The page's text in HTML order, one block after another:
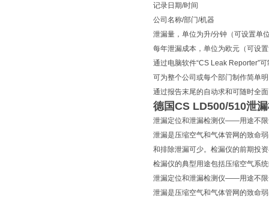
记录日期/时间
公司名称/部门/机器
泄漏量，单位为升/分钟（可设置单
每年泄漏成本，单位为欧元（可设
通过电脑软件“CS Leak Reporter”
可为整个公司或每个部门制作简单
通过报告末尾的自动求和可随时全
德国CS LD500/510泄
泄漏定位和泄漏检测仪——用途不限
泄漏是压缩空气和气体管网的致命
和排除泄漏可少。检漏仪的前期投
检漏仪的典型用途包括压缩空气系
泄漏定位和泄漏检测仪——用途不限
泄漏是压缩空气和气体管网的致命